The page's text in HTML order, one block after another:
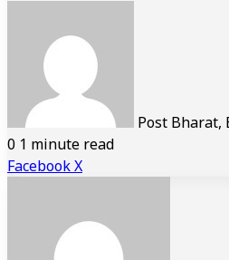
Post Bharat,
0 1 minute read
FacebookXLinkedIn
Tumblr
Pinterest
Reddit
VKontakte
Share
Print